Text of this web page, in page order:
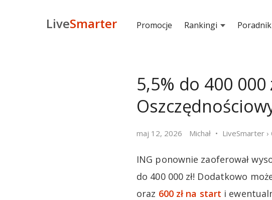
LiveSmarter Promocje Rankingi
5,5% do 400
maj 12, 2026 Michał LiveSmarter ›
ING ponownie zaoferował
do 400 000 zł! Dodatkowo
oraz 600 zł na start i